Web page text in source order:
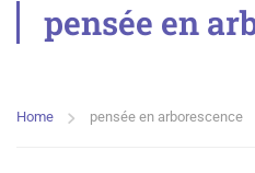
pensée en
Home pensée en arborescence